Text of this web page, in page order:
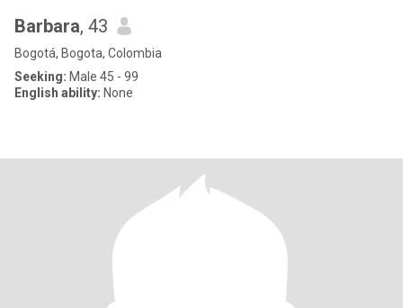
Barbara, 43
Bogotá, Bogota, Colombia
Seeking: Male 45 - 99
English ability: None